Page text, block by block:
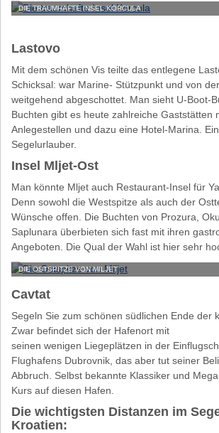
DIE TRAUMHAFTE INSEL KORCULA
Lastovo
Mit dem schönen Vis teilte das entlegene
Schicksal: war Marine- Stützpunkt und von
weitgehend abgeschottet. Man sieht U-Boot-
Buchten gibt es heute zahlreiche Gaststätten
Anlegestellen und dazu eine Hotel-Marina.
Segelurlauber.
Insel Mljet-Ost
Man könnte Mljet auch Restaurant-Insel für
Denn sowohl die Westspitze als auch der
Wünsche offen. Die Buchten von Prozura,
Saplunara überbieten sich fast mit ihren
Angeboten. Die Qual der Wahl ist hier sehr
DIE OSTSPITZE VON MILJET
Cavtat
Segeln Sie zum schönen südlichen Ende der
Zwar befindet sich der Hafenort mit
seinen wenigen Liegeplätzen in der
Flughafens Dubrovnik, das aber tut seiner
Abbruch. Selbst bekannte Klassiker und
Kurs auf diesen Hafen.
Die wichtigsten Distanzen im
Kroatien: